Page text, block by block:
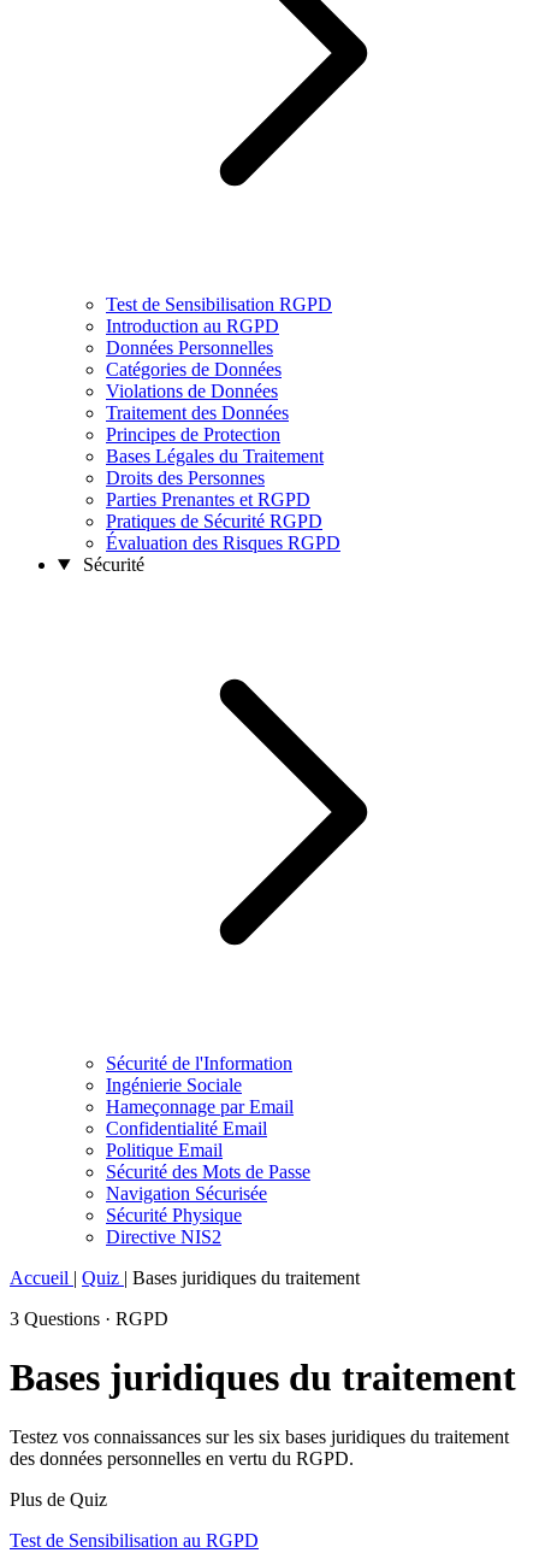
Test de Sensibilisation RGPD
Introduction au RGPD
Données Personnelles
Catégories de Données
Violations de Données
Traitement des Données
Principes de Protection
Bases Légales du Traitement
Droits des Personnes
Parties Prenantes et RGPD
Pratiques de Sécurité RGPD
Évaluation des Risques RGPD
Sécurité
Sécurité de l'Information
Ingénierie Sociale
Hameçonnage par Email
Confidentialité Email
Politique Email
Sécurité des Mots de Passe
Navigation Sécurisée
Sécurité Physique
Directive NIS2
Accueil | Quiz | Bases juridiques du traitement
3 Questions · RGPD
Bases juridiques du traitement
Testez vos connaissances sur les six bases juridiques du traitement
des données personnelles en vertu du RGPD.
Plus de Quiz
Test de Sensibilisation au RGPD